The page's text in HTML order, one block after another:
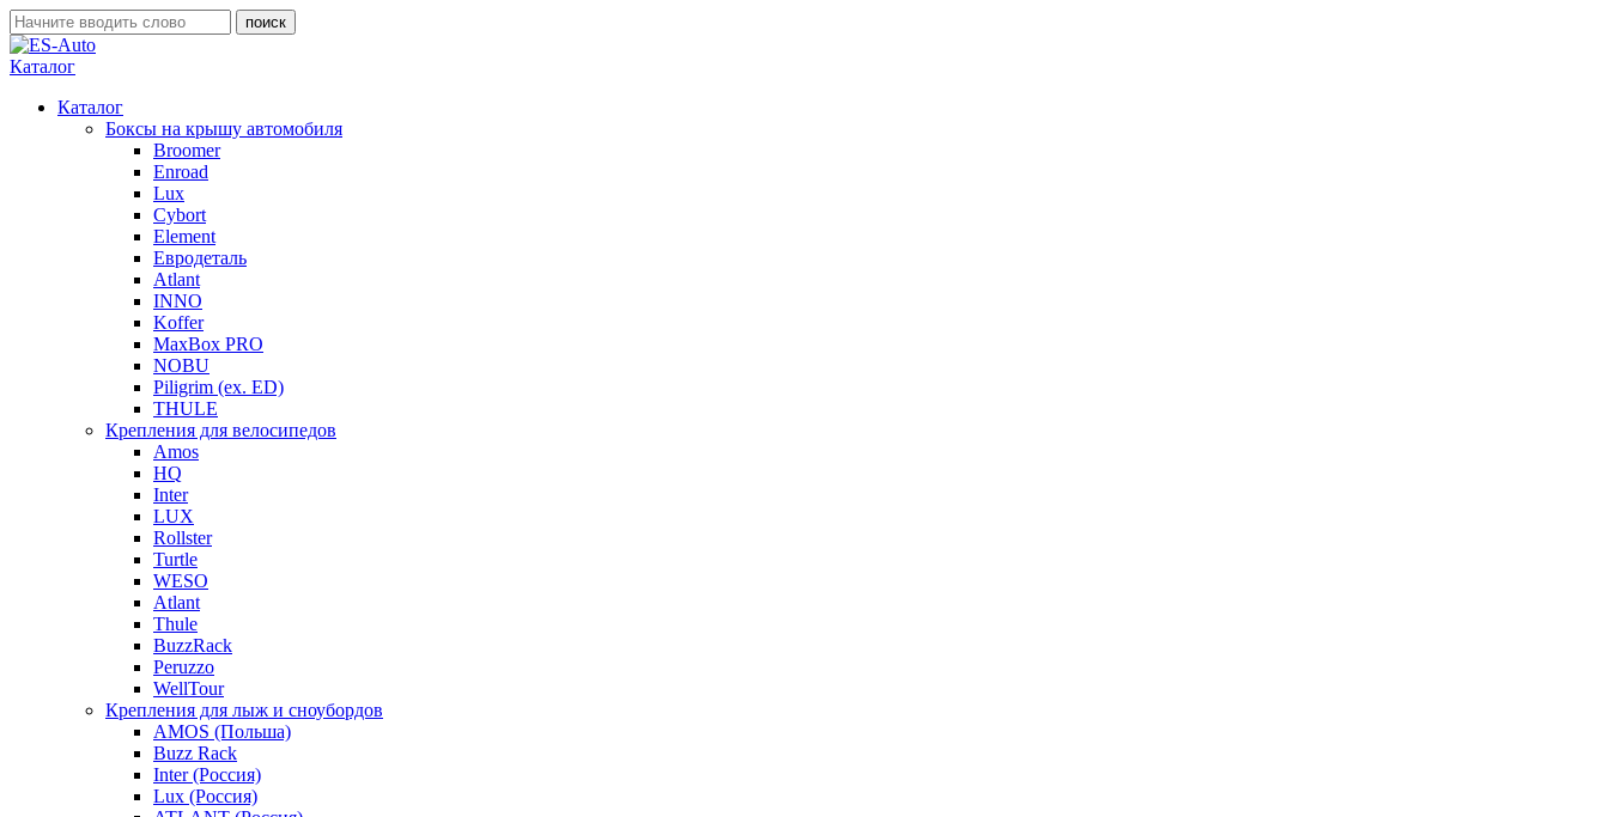
Каталог
Каталог
Боксы на крышу автомобиля
Broomer
Enroad
Lux
Cybort
Element
Евродеталь
Atlant
INNO
Koffer
MaxBox PRO
NOBU
Piligrim (ex. ED)
THULE
Крепления для велосипедов
Amos
HQ
Inter
LUX
Rollster
Turtle
WESO
Atlant
Thule
BuzzRack
Peruzzo
WellTour
Крепления для лыж и сноубордов
AMOS (Польша)
Buzz Rack
Inter (Россия)
Lux (Россия)